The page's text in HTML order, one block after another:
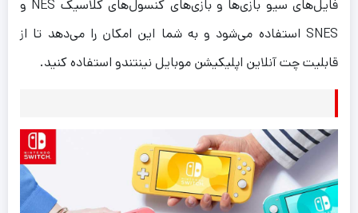
فایل‌های سیو بازی‌ها و بازی‌های کنسول‌های کلاسیک NES و
SNES استفاده می‌شود و به شما این امکان را می‌دهد تا از
قابلیت چت آنلاین اپلیکیشن موبایل نینتندو استفاده کنید.